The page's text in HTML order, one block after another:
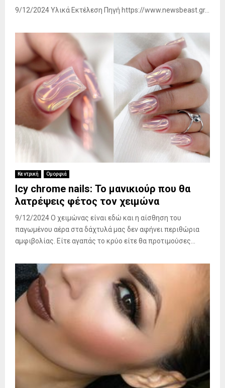
9/12/2024 Υλικά Εκτέλεση Πηγή https://www.newsbeast.gr...
Κεντρική Ομορφιά
Icy chrome nails: Το μανικιούρ που θα
λατρέψεις φέτος τον χειμώνα
9/12/2024 Ο χειμώνας είναι εδώ και η αίσθηση του
παγωμένου αέρα στα δάχτυλά μας δεν αφήνει περιθώρια
αμφιβολίας. Είτε αγαπάς το κρύο είτε θα προτιμούσες...